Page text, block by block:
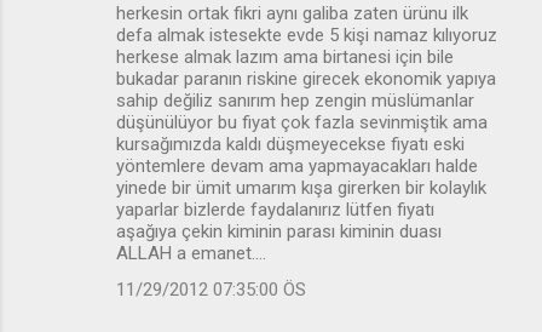
herkesin ortak fikri aynı galiba zaten ürünu ilk
defa almak istesekte evde 5 kişi namaz kılıyoruz
herkese almak lazım ama birtanesi için bile
bukadar paranın riskine girecek ekonomik yapıya
sahip değiliz sanırım hep zengin müslümanlar
düşünülüyor bu fiyat çok fazla sevinmiştik ama
kursağımızda kaldı düşmeyecekse fiyatı eski
yöntemlere devam ama yapmayacakları halde
yinede bir ümit umarım kışa girerken bir kolaylık
yaparlar bizlerde faydalanırız lütfen fiyatı
aşağıya çekin kiminin parası kiminin duası
ALLAH a emanet....
11/29/2012 07:35:00 ÖS